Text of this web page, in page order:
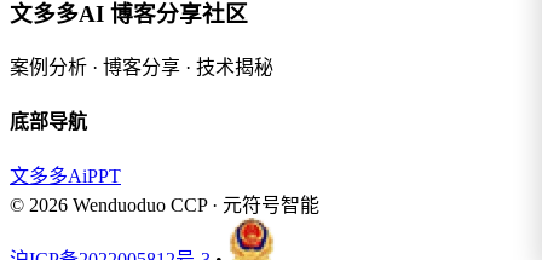
文多多AI 博客分享社区
案例分析 · 博客分享 · 技术揭秘
底部导航
文多多AiPPT
© 2026 Wenduoduo CCP · 元符号智能